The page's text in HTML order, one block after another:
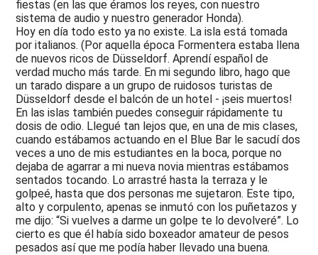
fiestas (en las que éramos los reyes, con nuestro
sistema de audio y nuestro generador Honda).
Hoy en día todo esto ya no existe. La isla está tomada
por italianos. (Por aquella época Formentera estaba llena
de nuevos ricos de Düsseldorf. Aprendí español de
verdad mucho más tarde. En mi segundo libro, hago que
un tarado dispare a un grupo de ruidosos turistas de
Düsseldorf desde el balcón de un hotel - ¡seis muertos!
En las islas también puedes conseguir rápidamente tu
dosis de odio. Llegué tan lejos que, en una de mis clases,
cuando estábamos actuando en el Blue Bar le sacudí dos
veces a uno de mis estudiantes en la boca, porque no
dejaba de agarrar a mi nueva novia mientras estábamos
sentados tocando. Lo arrastré hasta la terraza y le
golpeé, hasta que dos personas me sujetaron. Este tipo,
alto y corpulento, apenas se inmutó con los puñetazos y
me dijo: “Si vuelves a darme un golpe te lo devolveré”. Lo
cierto es que él había sido boxeador amateur de pesos
pesados así que me podía haber llevado una buena.